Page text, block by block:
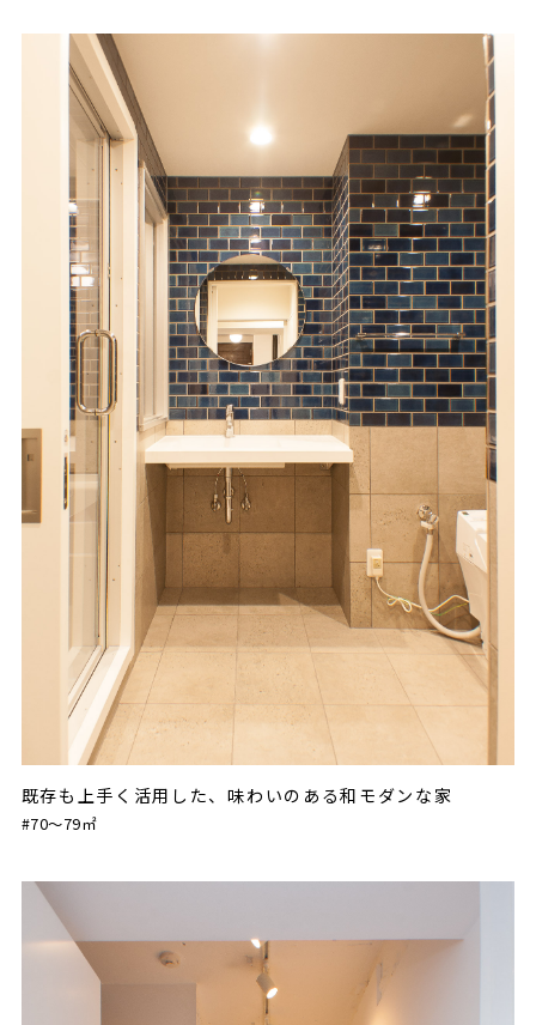
既存も上手く活用した、味わいのある和モダンな家
#70〜79㎡